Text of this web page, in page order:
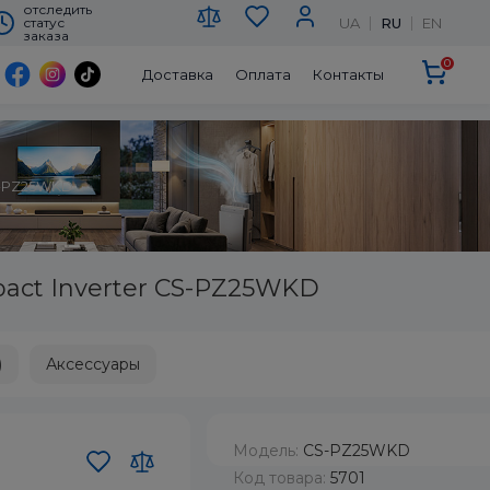
отследить
статус
заказа
UA RU EN
Доставка Оплата Контакты
0
Inverter CS-PZ25WKD
Аксессуары
Модель: CS-PZ25WKD
Код товара: 5701